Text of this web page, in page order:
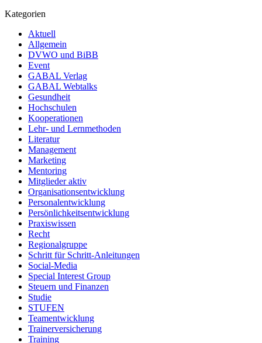
Kategorien
Aktuell
Allgemein
DVWO und BiBB
Event
GABAL Verlag
GABAL Webtalks
Gesundheit
Hochschulen
Kooperationen
Lehr- und Lernmethoden
Literatur
Management
Marketing
Mentoring
Mitglieder aktiv
Organisationsentwicklung
Personalentwicklung
Persönlichkeitsentwicklung
Praxiswissen
Recht
Regionalgruppe
Schritt für Schritt-Anleitungen
Social-Media
Special Interest Group
Steuern und Finanzen
Studie
STUFEN
Teamentwicklung
Trainerversicherung
Training